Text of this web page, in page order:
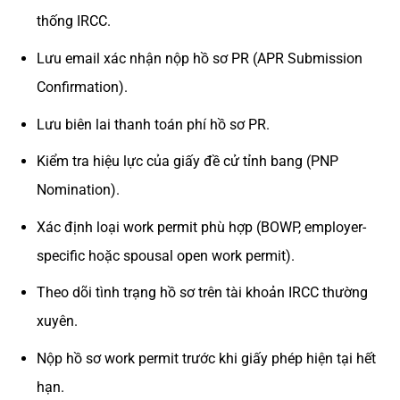
thống IRCC.
Lưu email xác nhận nộp hồ sơ PR (APR Submission
Confirmation).
Lưu biên lai thanh toán phí hồ sơ PR.
Kiểm tra hiệu lực của giấy đề cử tỉnh bang (PNP
Nomination).
Xác định loại work permit phù hợp (BOWP, employer-
specific hoặc spousal open work permit).
Theo dõi tình trạng hồ sơ trên tài khoản IRCC thường
xuyên.
Nộp hồ sơ work permit trước khi giấy phép hiện tại hết
hạn.